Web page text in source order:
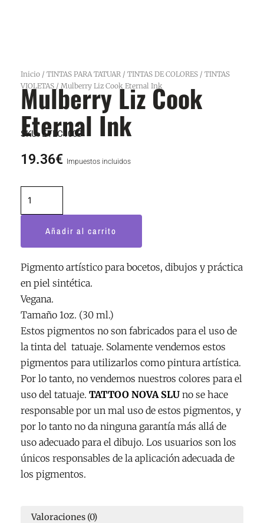
Inicio / TINTAS PARA TATUAR / TINTAS DE COLORES / TINTAS
VIOLETAS / Mulberry Liz Cook Eternal Ink
Mulberry Liz Cook
Eternal Ink
SKU:ETLC1003
19.36€ Impuestos incluidos
Liz
Eternal
Ink
cantidad
Añadir al carrito
Pigmento artístico para bocetos, dibujos y práctica
en piel sintética.
Vegana.
Tamaño 1oz. (30 ml.)
Estos pigmentos no son fabricados para el uso de
la tinta del tatuaje. Solamente vendemos estos
pigmentos para utilizarlos como pintura artística.
Por lo tanto, no vendemos nuestros colores para el
uso del tatuaje. TATTOO NOVA SLU no se hace
responsable por un mal uso de estos pigmentos, y
por lo tanto no da ninguna garantía más allá de
uso adecuado para el dibujo. Los usuarios son los
únicos responsables de la aplicación adecuada de
los pigmentos.
Valoraciones (0)